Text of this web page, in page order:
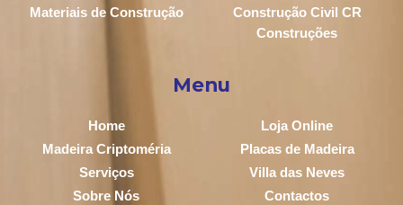
Materiais de Construção
Construção Civil CR
Construções
Menu
Home
Loja Online
Madeira Criptoméria
Placas de Madeira
Serviços
Villa das Neves
Sobre Nós
Contactos